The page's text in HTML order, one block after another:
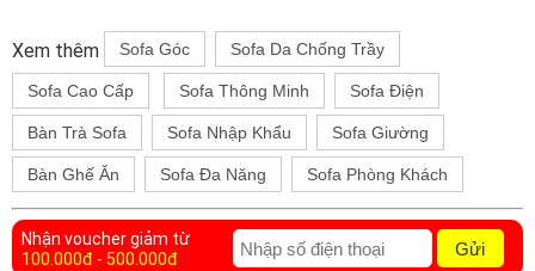
Xem thêm Sofa Góc Sofa Da Chống Trầy
Sofa Cao Cấp Sofa Thông Minh Sofa Điện
Bàn Trà Sofa Sofa Nhập Khẩu Sofa Giường
Bàn Ghế Ăn Sofa Đa Năng Sofa Phòng Khách
Nhận voucher giảm từ
100.000đ - 500.000đ
Gửi